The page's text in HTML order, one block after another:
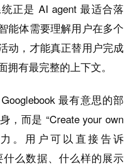
正是 AI agent 最适合落
能体需要理解用户在多个
动，才能真正替用户完成
拥有最完整的上下文。
最有意思的部
，而是 “Create your own
力。用户可以直接告诉
什么数据、什么样的展示